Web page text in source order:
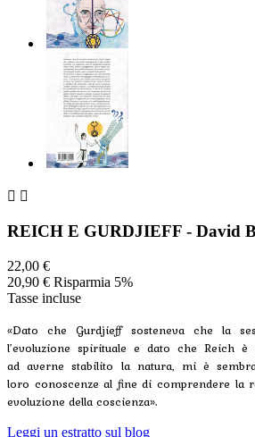
 
REICH E GURDJIEFF - David
22,00 €
20,90 € Risparmia 5%
Tasse incluse
«Dato che Gurdjieff sosteneva che la
l’evoluzione spirituale e dato che Reich
ad averne stabilito la natura, mi è
loro conoscenze al fine di comprendere la
evoluzione della coscienza».
Leggi un estratto sul blog